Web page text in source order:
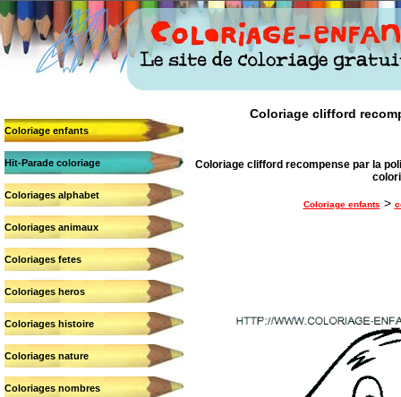
Coloriage enfants
Hit-Parade coloriage
Coloriages alphabet
Coloriages animaux
Coloriages fetes
Coloriages heros
Coloriages histoire
Coloriages nature
Coloriages nombres
Coloriage clifford
Coloriage clifford recompense par la
Coloriage enfants >